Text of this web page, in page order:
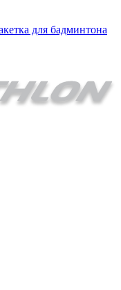
для бадминтона